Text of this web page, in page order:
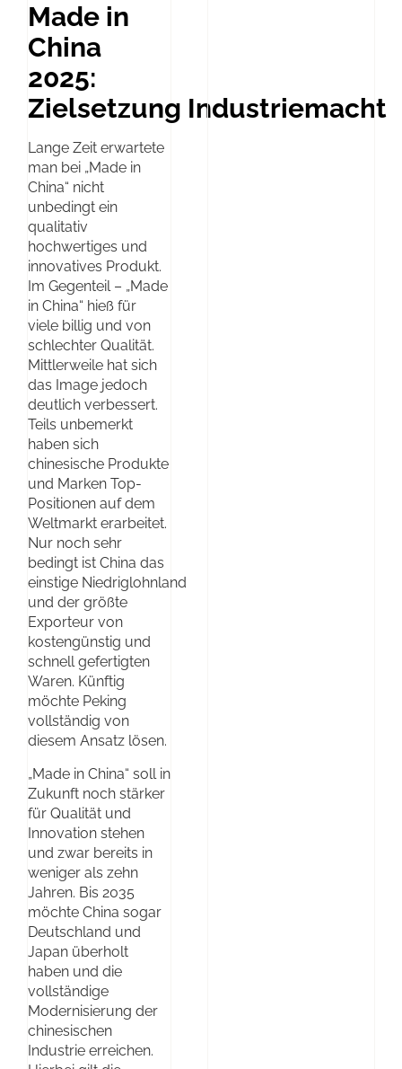
Made in
China
2025:
Zielsetzung Industriemacht
Lange Zeit erwartete
man bei „Made in
China“ nicht
unbedingt ein
qualitativ
hochwertiges und
innovatives Produkt.
Im Gegenteil – „Made
in China“ hieß für
viele billig und von
schlechter Qualität.
Mittlerweile hat sich
das Image jedoch
deutlich verbessert.
Teils unbemerkt
haben sich
chinesische Produkte
und Marken Top-
Positionen auf dem
Weltmarkt erarbeitet.
Nur noch sehr
bedingt ist China das
einstige Niedriglohnland
und der größte
Exporteur von
kostengünstig und
schnell gefertigten
Waren. Künftig
möchte Peking
vollständig von
diesem Ansatz lösen.
„Made in China“ soll in
Zukunft noch stärker
für Qualität und
Innovation stehen
und zwar bereits in
weniger als zehn
Jahren. Bis 2035
möchte China sogar
Deutschland und
Japan überholt
haben und die
vollständige
Modernisierung der
chinesischen
Industrie erreichen.